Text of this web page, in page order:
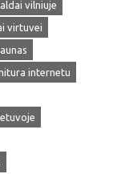
vilniuje
virtuvei
internetu